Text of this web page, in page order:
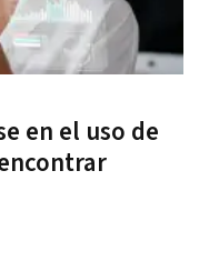
en el uso de